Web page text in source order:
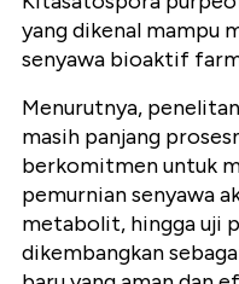
yang dikenal mampu
senyawa bioaktif
Menurutnya,
masih panjang
berkomitmen untuk
pemurnian senyawa
metabolit, hingga uji
dikembangkan